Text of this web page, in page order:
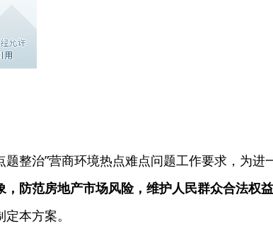
整治”营商环境热点难点问题工作要求，为进
，防范房地产市场风险，维护人民群众合法权益
本方案。